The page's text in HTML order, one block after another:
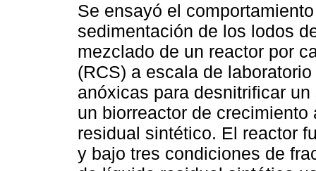
Se ensayó el
sedimentación de los lodos
mezclado de un reactor por
(RCS) a escala de
anóxicas para desnitrificar
un biorreactor de
residual sintético. El reactor
y bajo tres condiciones de